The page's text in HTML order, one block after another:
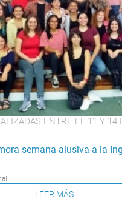
ENTRE EL 11 Y 14
semana alusiva a la
LEER MÁS